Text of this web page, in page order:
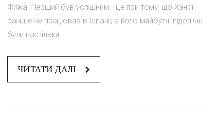
Фліка. Перший був успішним, і це при тому, що Хансі
раніше не працював в Іспанії, а його майбутні підопічні
були настільки...
ЧИТАТИ ДАЛІ